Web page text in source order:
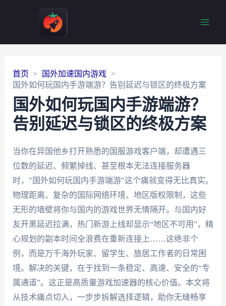
首页
国外加速国内游戏
国外如何玩国内手游端游？告别延迟与锁区的终极方案
国外如何玩国内手游端游？
告别延迟与锁区的终极方案
当你在异国他乡打开熟悉的国服游戏客户端，却遭遇三
位数的延迟、频繁掉线、甚至根本无法连接服务器
时，"国外如何玩国内手游端游"这个痛就变得无比真实。
物理距离、复杂的国际网络环境、地区版权限制，这些
无形的墙壁将你与国内的游戏世界无情隔开。与国内好
友开黑延迟拉满，热门新游上线却显示“地区不可用”，精
心规划的副本时间全浪费在重新连接上……这绝非个
例，而是万千海外玩家、留学生、旅居工作者的日常困
境。解决的关键，在于找到一条稳定、高速、安全的“专
属通道”。这正是高质量游戏加速器的核心价值。本文将
从技术痛点切入，一步步拆解选择逻辑，助你无缝畅享